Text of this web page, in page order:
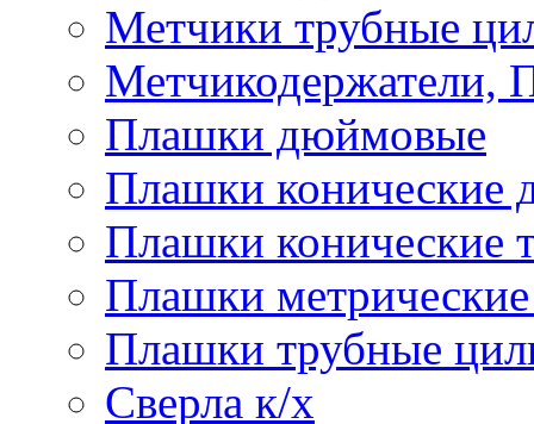
Метчики трубные
Метчикодержатели,
Плашки дюймовые
Плашки
Плашки конические
Плашки
Плашки трубные
Сверла к/х